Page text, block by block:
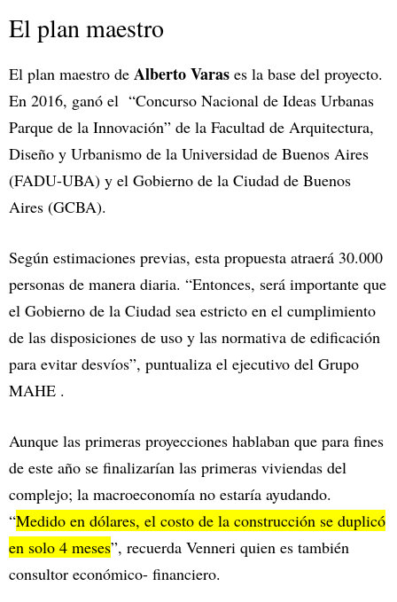
El plan maestro
El plan maestro de Alberto Varas es la base del proyecto.
En 2016, ganó el “Concurso Nacional de Ideas Urbanas
Parque de la Innovación” de la Facultad de Arquitectura,
Diseño y Urbanismo de la Universidad de Buenos Aires
(FADU-UBA) y el Gobierno de la Ciudad de Buenos
Aires (GCBA).
Según estimaciones previas, esta propuesta atraerá 30.000
personas de manera diaria. “Entonces, será importante que
el Gobierno de la Ciudad sea estricto en el cumplimiento
de las disposiciones de uso y las normativa de edificación
para evitar desvíos”, puntualiza el ejecutivo del Grupo
MAHE .
Aunque las primeras proyecciones hablaban que para fines
de este año se finalizarían las primeras viviendas del
complejo; la macroeconomía no estaría ayudando.
“Medido en dólares, el costo de la construcción se duplicó
en solo 4 meses”, recuerda Venneri quien es también
consultor económico- financiero.